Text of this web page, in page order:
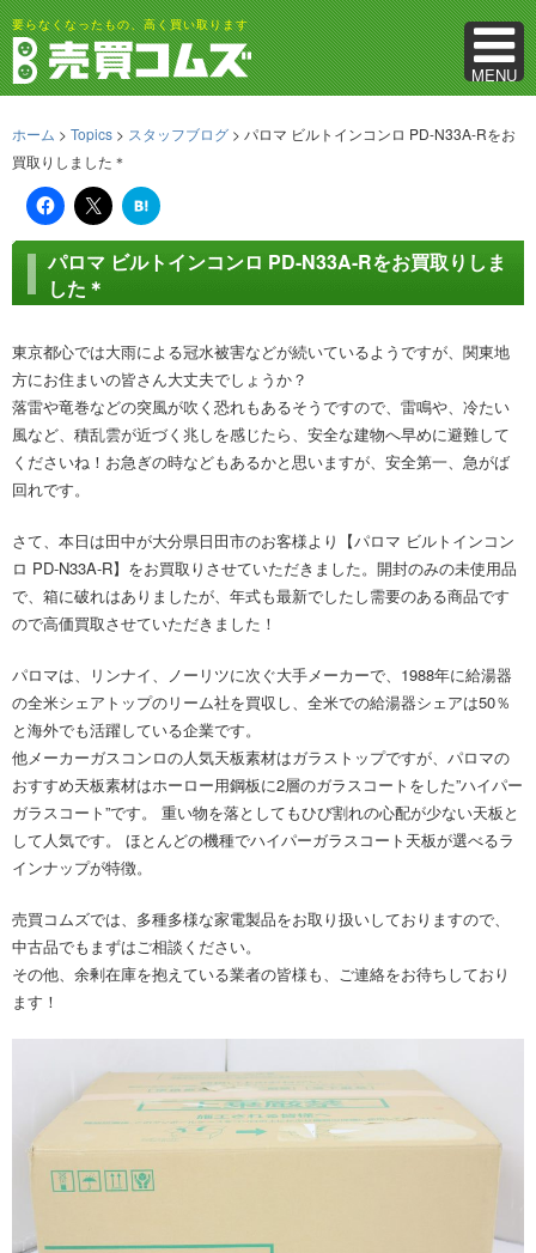
MENU
要らなくなったもの、高く買い取ります
ホーム > Topics > スタッフブログ > パロマ ビルトインコンロ PD-N33A-Rをお
買取りしました＊
は
て
ブ
ッ
ー
パロマ ビルトインコンロ PD-N33A-Rをお買取りしま
した＊
東京都心では大雨による冠水被害などが続いているようですが、関東地
方にお住まいの皆さん大丈夫でしょうか？
落雷や竜巻などの突風が吹く恐れもあるそうですので、雷鳴や、冷たい
風など、積乱雲が近づく兆しを感じたら、安全な建物へ早めに避難して
くださいね！お急ぎの時などもあるかと思いますが、安全第一、急がば
回れです。
さて、本日は田中が大分県日田市のお客様より【パロマ ビルトインコン
ロ PD-N33A-R】をお買取りさせていただきました。開封のみの未使用品
で、箱に破れはありましたが、年式も最新でしたし需要のある商品です
ので高価買取させていただきました！
パロマは、リンナイ、ノーリツに次ぐ大手メーカーで、1988年に給湯器
の全米シェアトップのリーム社を買収し、全米での給湯器シェアは50％
と海外でも活躍している企業です。
他メーカーガスコンロの人気天板素材はガラストップですが、パロマの
おすすめ天板素材はホーロー用鋼板に2層のガラスコートをした”ハイパー
ガラスコート”です。 重い物を落としてもひび割れの心配が少ない天板と
して人気です。 ほとんどの機種でハイパーガラスコート天板が選べるラ
インナップが特徴。
売買コムズでは、多種多様な家電製品をお取り扱いしておりますので、
中古品でもまずはご相談ください。
その他、余剰在庫を抱えている業者の皆様も、ご連絡をお待ちしており
ます！